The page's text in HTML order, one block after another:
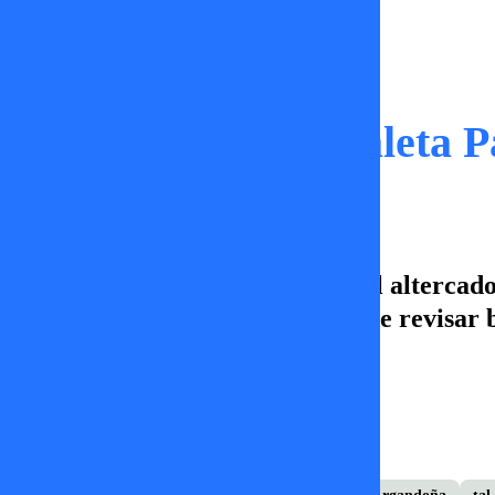
¿Que tenía en la maleta
En Tal Cual, Paty nos comenta el
Santiago y supo la importancia de revisar